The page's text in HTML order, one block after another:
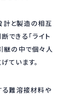
計と製造の相互
できる「ライト
継の中で個々人
ています。
る難溶接材料や